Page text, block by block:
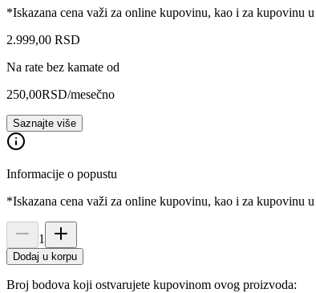
*Iskazana cena važi za online kupovinu, kao i za kupovinu
2.999,00 RSD
Na rate bez kamate od
250,00RSD/mesečno
Saznajte više
Informacije o popustu
*Iskazana cena važi za online kupovinu, kao i za kupovinu
1
Dodaj u korpu
Broj bodova koji ostvarujete kupovinom ovog proizvoda: